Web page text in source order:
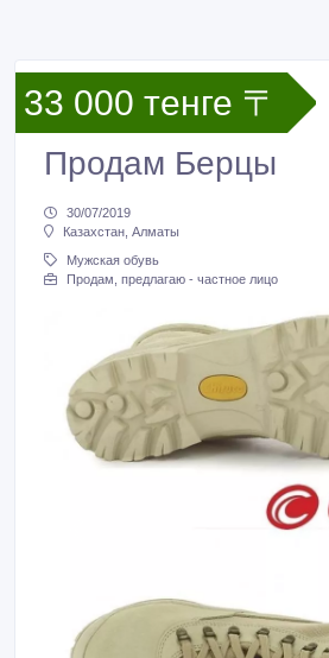
33 000 тенге 〒
Продам Берцы
30/07/2019
Казахстан, Алматы
Мужская обувь
Продам, предлагаю - частное лицо